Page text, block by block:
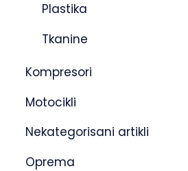
Plastika
Tkanine
Kompresori
Motocikli
Nekategorisani artikli
Oprema